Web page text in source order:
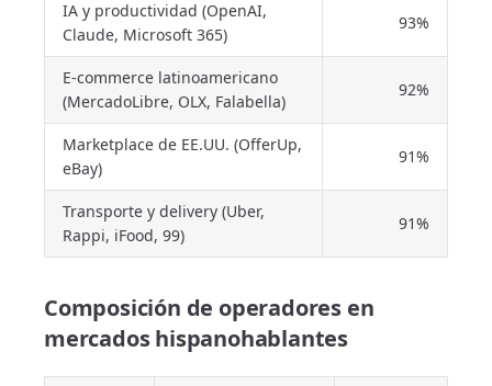
IA y productividad (OpenAI,
Claude, Microsoft 365)
93%
E-commerce latinoamericano
(MercadoLibre, OLX, Falabella)
92%
Marketplace de EE.UU. (OfferUp,
eBay)
91%
Transporte y delivery (Uber,
Rappi, iFood, 99)
91%
Composición de operadores en
mercados hispanohablantes